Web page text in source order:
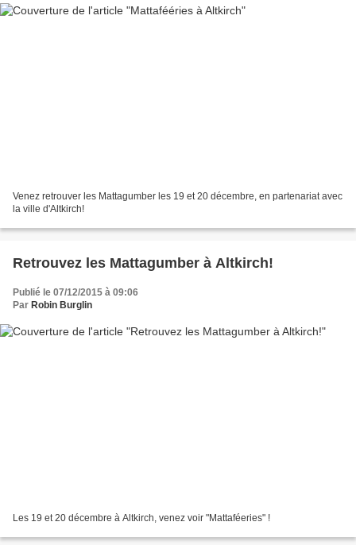
Venez retrouver les Mattagumber les 19 et 20 décembre, en partenariat avec
la ville d'Altkirch!
Retrouvez les Mattagumber à Altkirch!
Publié le 07/12/2015 à 09:06
Par Robin Burglin
Les 19 et 20 décembre à Altkirch, venez voir "Mattaféeries" !